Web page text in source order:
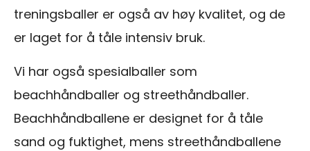
treningsballer er også av høy kvalitet, og de
er laget for å tåle intensiv bruk.
Vi har også spesialballer som
beachhåndballer og streethåndballer.
Beachhåndballene er designet for å tåle
sand og fuktighet, mens streethåndballene